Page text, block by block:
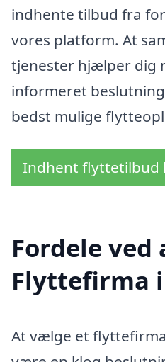
indhente tilbud fra
vores platform. At
tjenester hjælper dig
informeret
bedst mulige
Indhent flyttetilbud
Fordele
Flyttefirma
At vælge et